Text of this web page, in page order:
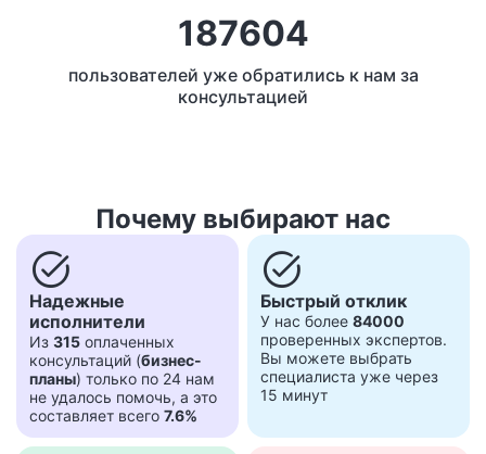
187604
пользователей уже обратились к нам за
консультацией
Почему выбирают нас
task_alt
Надежные
исполнители
Из 315 оплаченных
консультаций (бизнес-
планы) только по 24 нам
не удалось помочь, а это
составляет всего 7.6%
task_alt
Быстрый отклик
У нас более 84000
проверенных экспертов.
Вы можете выбрать
специалиста уже через
15 минут